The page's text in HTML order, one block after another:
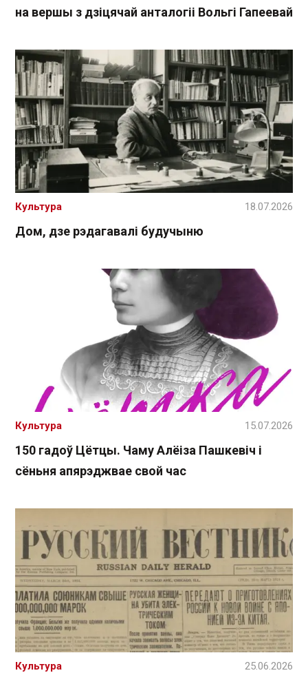
на вершы з дзіцячай анталогіі Вольгі Гапеевай
Дом, дзе рэдагавалі будучыню
Культура 18.07.2026
150 гадоў Цётцы. Чаму Алёіза Пашкевіч і
сёньня апярэджвае свой час
Культура 15.07.2026
Культура 25.06.2026